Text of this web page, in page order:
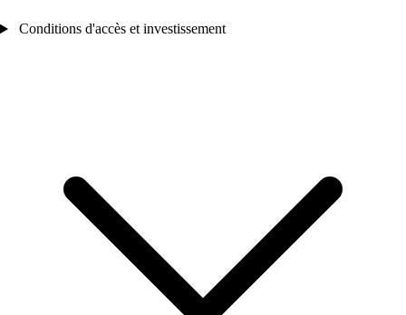
Conditions d'accès et investissement